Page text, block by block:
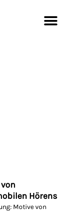
Hörens
Motive von